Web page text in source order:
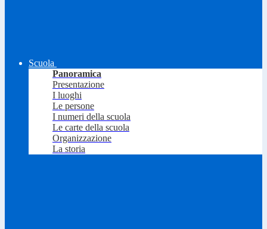
Scuola
Panoramica
Presentazione
I luoghi
Le persone
I numeri della scuola
Le carte della scuola
Organizzazione
La storia